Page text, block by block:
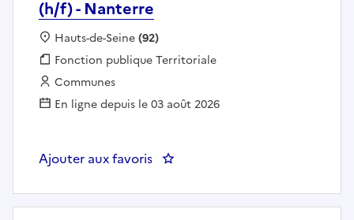
(h/f) - Nanterre
Localisation :
Hauts-de-Seine(92)
Fonction publique :
Fonction publique Territoriale
Employeur :
Communes
En ligne depuis le 03 août 2026
Ajouter aux favoris